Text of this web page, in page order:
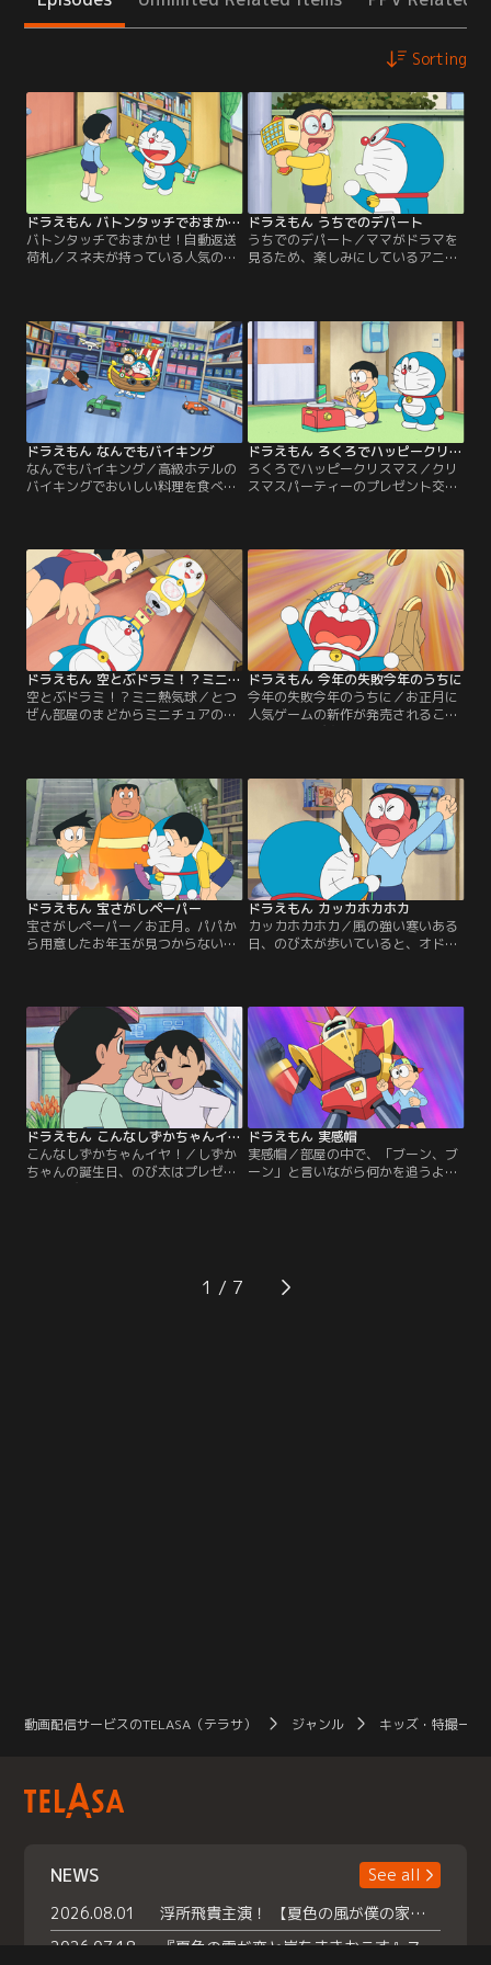
Sorting
ドラえもん バトンタッチでおまかせ！自動返送荷札
バトンタッチでおまかせ！自動返送
荷札／スネ夫が持っている人気のマ
夫もだれに貸したのかわからなくな
ってしまったのだという。それを聞
いたジャイアンは、わかったらただ
じゃおかない！と大激怒（げき
ど）！ところが、のび太が家に帰る
と…。
ドラえもん うちでのデパート
うちでのデパート／ママがドラマを
見るため、楽しみにしているアニメ
び太の家ではパパが野球中継（ちゅ
うけい）を見ていたため、チャンネ
ルを変えることができず、ガッカ
リ…。その後、ちょうど通りかかっ
たスネ夫にその話をしたところ…。
ドラえもん なんでもバイキング
なんでもバイキング／高級ホテルの
バイキングでおいしい料理を食べて
太だけ仲間はずれにされてしまう。
くやしがるのび太に泣きつかれたド
ラえもんが取り出したのは、船の形
の着ぐるみと海賊（かいぞく）風の
ぼうし。これは『なんでもバイキン
グ』というひみつ道具で…。
ドラえもん ろくろでハッピークリスマス
ろくろでハッピークリスマス／クリ
スマスパーティーのプレゼント交換
おこづかいの中で用意すると決めた
はずと指摘（してき）するのび太だ
ったが、スネ夫は自分のおこづかい
ならあと3つも買えると得意（とく
い）顔で…。
ドラえもん 空とぶドラミ！？ミニ熱気球
空とぶドラミ！？ミニ熱気球／とつ
ぜん部屋のまどからミニチュアの飛
けたところ、そこにはジャイアンと
スネ夫が…。部屋に入ってきたの
は、スネ夫のいとこが作った、飛行
船型（がた）のラジコンだったの
だ。じまんげなスネ夫は、飛行船に
乗った時のじまんまで始める。
ドラえもん 今年の失敗今年のうちに
今年の失敗今年のうちに／お正月に
人気ゲームの新作が発売されること
を知ったのび太は、大そうじ中のマ
玉は無し！と言われ、ガッカリ…。
そこに、未来デパートの年末福引き
で『年末やりなおしカレンダー』に
当選したと、ドラえもんが大はしゃ
ぎで帰って来る。このカレンダーを
使うと…。
ドラえもん 宝さがしペーパー
宝さがしペーパー／お正月。パパか
ら用意したお年玉が見つからないと
ペーパー』を取り出す。紙を広げ、
ストーブなどの熱に近づけてあぶり
出すと、文字がうかび上がり、さが
しもののありかがわかるのだとい
う。ところが、出てきた文字は…。
ドラえもん カッカホカホカ
カッカホカホカ／風の強い寒いある
日、のび太が歩いていると、オドオ
オドくんに同情（どうじょう）する
のび太だったが、家に帰るとストー
ブがついておらず、部屋は寒いま
ま。ストーブ用の灯油が切れている
にもかかわらず、灯油屋さんも休み
だというのだ。
ドラえもん こんなしずかちゃんイヤ！
こんなしずかちゃんイヤ！／しずか
ちゃんの誕生日、のび太はプレゼン
トに花びんを手作りしたものの、あ
してくれた『スパイ衛星』でさぐっ
ドラえもん 実感帽
実感帽／部屋の中で、「ブーン、ブ
ーン」と言いながら何かを追うよう
行機のおもちゃを飛ばしている」と
答える。
1
動画配信サービスのTELASA（テラサ） ジャンル キッズ・特撮一覧
NEWS
See all
2026.08.01
浮所飛貴主演！ 【夏色の風が僕の家にやってきた】 本日よりテラサで独占配信スタート！
2026.07.18
『夏色の雲が恋と嵐をまきおこす』スペシャルメイキング 【Part1】2026年７月18日（土）23時30分～配信スタート！話題のシーンの裏側を大公開！豪華キャスト大集合！ 『武宮家 真夏の家族会議』開催！